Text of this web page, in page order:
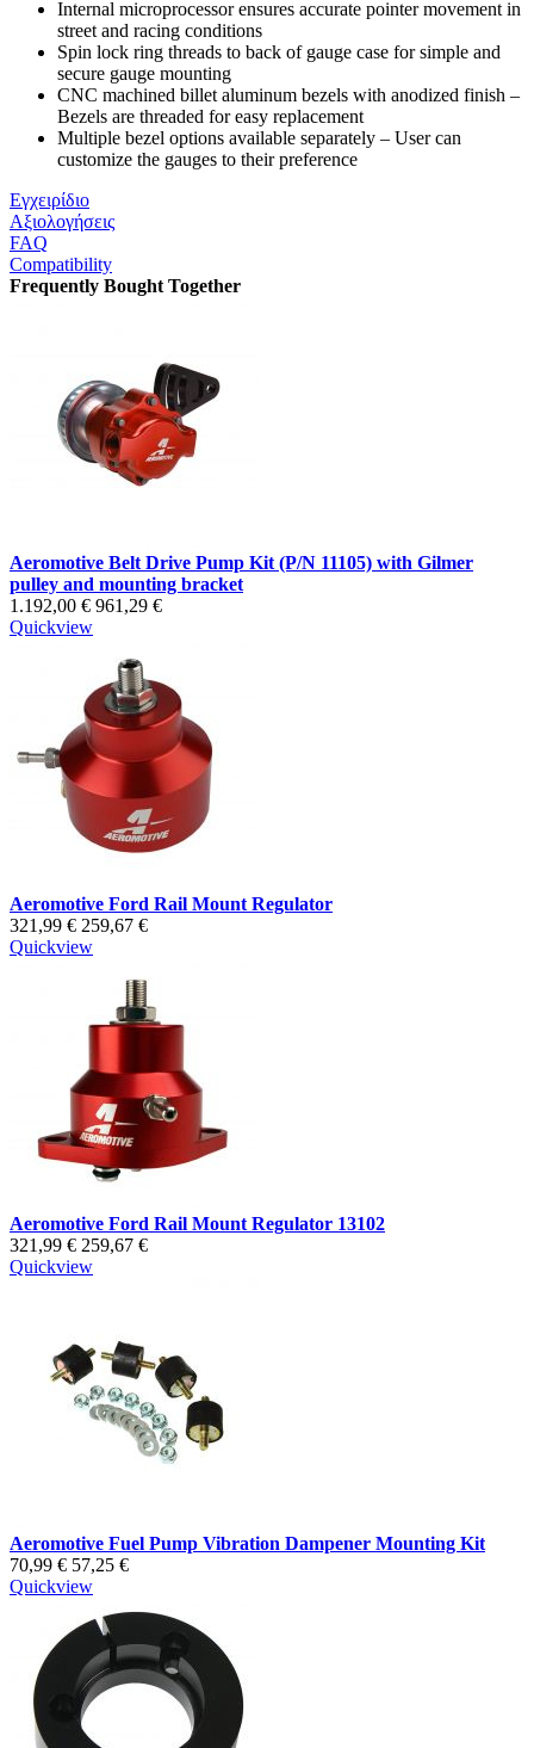
Internal microprocessor ensures accurate pointer movement in
street and racing conditions
Spin lock ring threads to back of gauge case for simple and
secure gauge mounting
CNC machined billet aluminum bezels with anodized finish –
Bezels are threaded for easy replacement
Multiple bezel options available separately – User can
customize the gauges to their preference
Εγχειρίδιο
Αξιολογήσεις
FAQ
Compatibility
Frequently Bought Together
Aeromotive Belt Drive Pump Kit (P/N 11105) with Gilmer
pulley and mounting bracket
1.192,00 € 961,29 €
Quickview
Aeromotive Ford Rail Mount Regulator
321,99 € 259,67 €
Quickview
Aeromotive Ford Rail Mount Regulator 13102
321,99 € 259,67 €
Quickview
Aeromotive Fuel Pump Vibration Dampener Mounting Kit
70,99 € 57,25 €
Quickview